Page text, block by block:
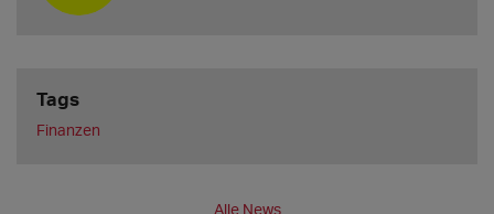
Tags
Finanzen
Alle News